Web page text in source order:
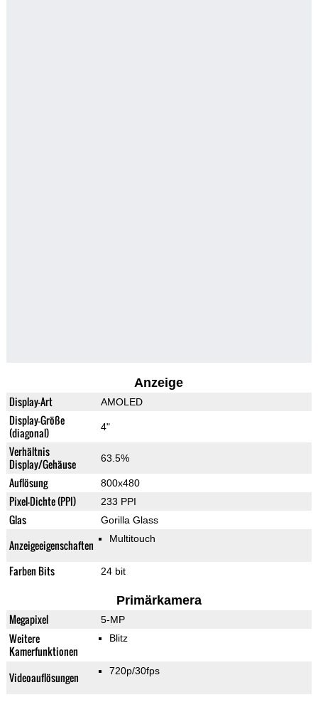
Anzeige
Display-Art AMOLED
Display-Größe
(diagonal)
4"
Verhältnis
Display/Gehäuse
63.5%
Auflösung 800x480
Pixel-Dichte (PPI) 233 PPI
Glas Gorilla Glass
Anzeigeeigenschaften Multitouch
Farben Bits 24 bit
Primärkamera
Megapixel 5-MP
Weitere
Kamerfunktionen
Blitz
Videoauflösungen 720p/30fps